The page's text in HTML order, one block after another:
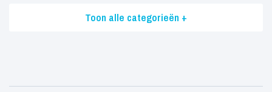
Toon alle categorieën +